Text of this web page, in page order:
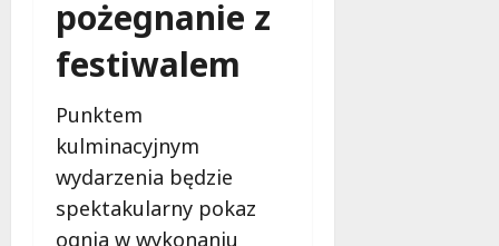
pożegnanie z
festiwalem
Punktem
kulminacyjnym
wydarzenia będzie
spektakularny pokaz
ognia w wykonaniu